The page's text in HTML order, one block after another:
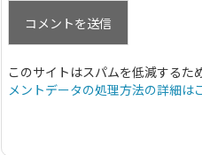
このサイトはスパムを低減するた
メントデータの処理方法の詳細は